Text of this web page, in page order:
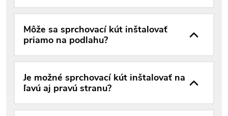
Môže sa sprchovací kút inštalovať
priamo na podlahu?
Je možné sprchovací kút inštalovať na
ľavú aj pravú stranu?